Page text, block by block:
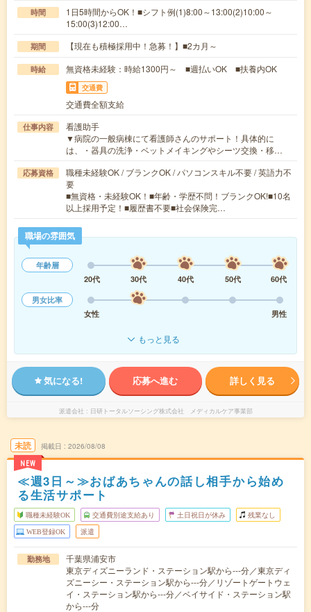
時間
1日5時間からOK！■シフト例(1)8:00～13:00(2)10:00～
15:00(3)12:00…
期間 【現在も積極採用中！急募！】■2カ月～
時給 無資格未経験：時給1300円～ ■週払いOK ■扶養内OK
交通費
交通費全額支給
仕事内容
看護助手
▼病院の一般病棟にて看護師さんのサポート！具体的に
は、・器具の洗浄・ベットメイキングやシーツ交換・移…
応募資格
職種未経験OK / ブランクOK / パソコンスキル不要 / 英語力不
要
■無資格・未経験OK！■年齢・学歴不問！ブランクOK!■10名
以上採用予定！■履歴書不要■社会保険完…
職場の雰囲気
年齢層
20代
30代 40代 50代
60代
男女比率
女性
男性
もっと見る
気になる! 応募へ進む 詳しく見る
派遣会社 日研トータルソーシング株式会社 メディカルケア事業部
未読
NEW
掲載日 2026/08/08
≪週3日～≫おばあちゃんの話し相手から始め
る生活サポート
職種未経験OK 交通費別途支給あり 土日祝日が休み 残業なし
WEB登録OK 派遣
勤務地
千葉県浦安市
東京ディズニーランド・ステーション駅から---分／東京ディ
ズニーシー・ステーション駅から---分／リゾートゲートウェ
イ・ステーション駅から---分／ベイサイド・ステーション駅
から---分